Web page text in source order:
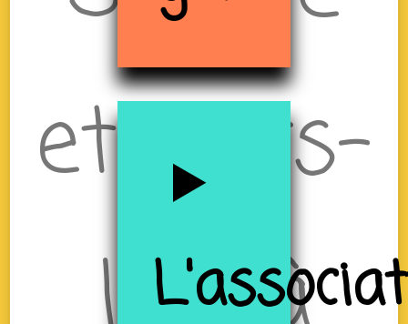
et Tiers-